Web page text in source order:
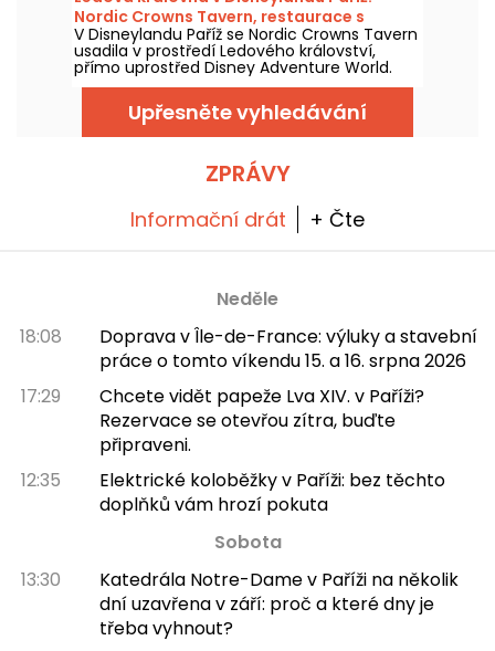
Nordic Crowns Tavern, restaurace s
autentickými severskými specialitami
V Disneylandu Paříž se Nordic Crowns Tavern
usadila v prostředí Ledového království,
přímo uprostřed Disney Adventure World.
Tento nový restaurant, laděný do
skandinávského stylu, nabízí návštěvníkům
pokračování zážitku z Arendelle
prostřednictvím atmosféry, dekorací a
tuto část parku. Vyzkoušeli jsme a máme
vám co povědět!
Upřesněte vyhledávání
ZPRÁVY
Informační drát + Čte
Neděle
18:08
Doprava v Île-de-France: výluky a stavební
práce o tomto víkendu 15. a 16. srpna 2026
17:29
Chcete vidět papeže Lva XIV. v Paříži?
Rezervace se otevřou zítra, buďte
připraveni.
12:35
Elektrické koloběžky v Paříži: bez těchto
doplňků vám hrozí pokuta
Sobota
13:30
Katedrála Notre-Dame v Paříži na několik
dní uzavřena v září: proč a které dny je
třeba vyhnout?